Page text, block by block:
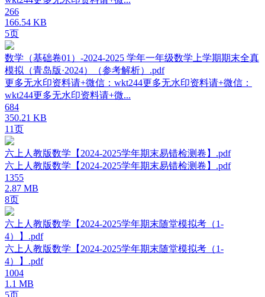
266
166.54 KB
5页
数学（基础卷01）-2024-2025 学年一年级数学上学期期末全真
模拟（青岛版·2024）（参考解析）.pdf
更多无水印资料请+微信：wkt244更多无水印资料请+微信：
wkt244更多无水印资料请+微...
684
350.21 KB
11页
六上人教版数学【2024-2025学年期末易错检测卷】.pdf
六上人教版数学【2024-2025学年期末易错检测卷】.pdf
1355
2.87 MB
8页
六上人教版数学【2024-2025学年期末随堂模拟考（1-
4）】.pdf
六上人教版数学【2024-2025学年期末随堂模拟考（1-
4）】.pdf
1004
1.1 MB
5页